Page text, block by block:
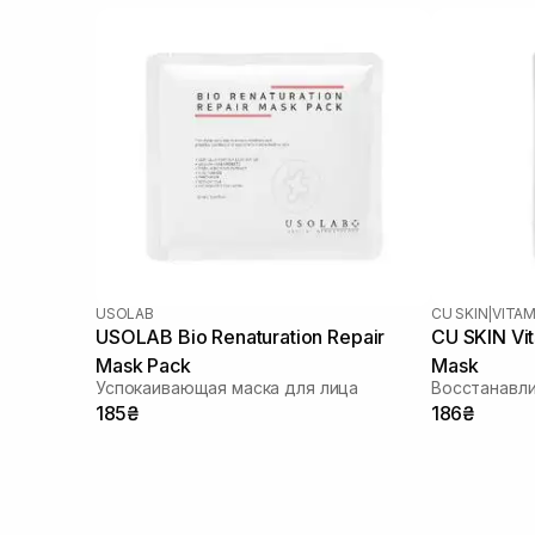
USOLAB
USOLAB Bio Renaturation Repair
Mask Pack
Успокаивающая маска для лица
185₴
CU SKIN |
CU SKIN
Mask
186₴